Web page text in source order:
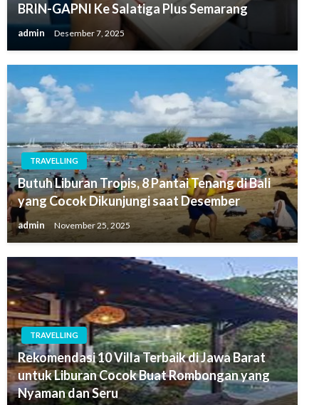
BRIN-GAPNI Ke Salatiga Plus Semarang
admin Desember 7, 2025
TRAVELLING
Butuh Liburan Tropis, 8 Pantai Tenang di Bali
yang Cocok Dikunjungi saat Desember
admin November 25, 2025
TRAVELLING
Rekomendasi 10 Villa Terbaik di Jawa Barat
untuk Liburan Cocok Buat Rombongan yang
Nyaman dan Seru